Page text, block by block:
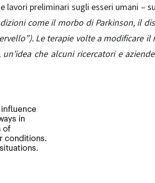
lavori preliminari sugli esseri umani –
come il morbo di Parkinson, il
Le terapie volte a modificare il
che alcuni ricercatori e